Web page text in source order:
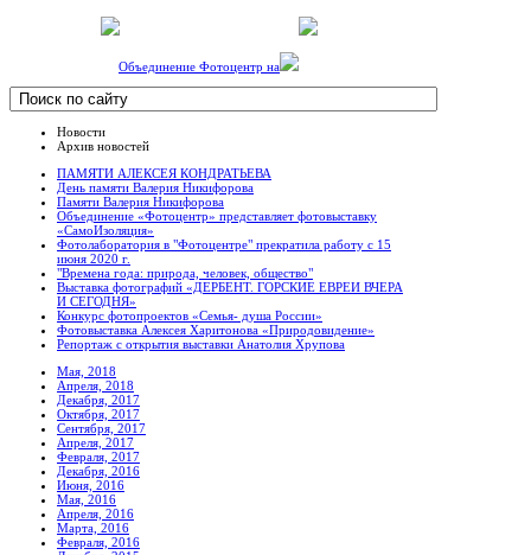
Объединение Фотоцентр на
Новости
Архив новостей
ПАМЯТИ АЛЕКСЕЯ КОНДРАТЬЕВА
День памяти Валерия Никифорова
Памяти Валерия Никифорова
Объединение «Фотоцентр» представляет фотовыставку
«СамоИзоляция»
Фотолаборатория в "Фотоцентре" прекратила работу с 15
июня 2020 г.
"Времена года: природа, человек, общество"
Выставка фотографий «ДЕРБЕНТ. ГОРСКИЕ ЕВРЕИ ВЧЕРА
И СЕГОДНЯ»
Конкурс фотопроектов «Семья- душа России»
Фотовыставка Алексея Харитонова «Природовидение»
Репортаж с открытия выставки Анатолия Хрупова
Мая, 2018
Апреля, 2018
Декабря, 2017
Октября, 2017
Сентября, 2017
Апреля, 2017
Февраля, 2017
Декабря, 2016
Июня, 2016
Мая, 2016
Апреля, 2016
Марта, 2016
Февраля, 2016